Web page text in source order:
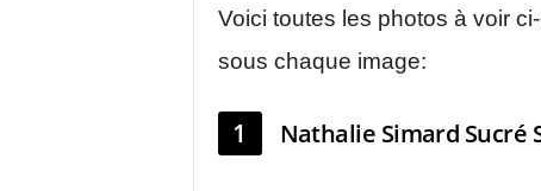
Voici toutes les photos à voir
sous chaque image:
1 Nathalie Simard Sucré